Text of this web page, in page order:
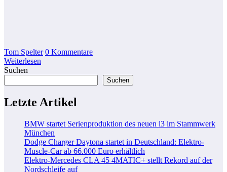
Tom Spelter 0 Kommentare
Weiterlesen
Suchen
Suchen
Letzte Artikel
BMW startet Serienproduktion des neuen i3 im Stammwerk
München
Dodge Charger Daytona startet in Deutschland: Elektro-
Muscle-Car ab 66.000 Euro erhältlich
Elektro-Mercedes CLA 45 4MATIC+ stellt Rekord auf der
Nordschleife auf